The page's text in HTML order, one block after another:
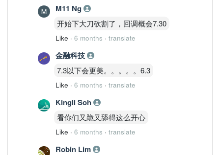
M11 Ng
开始下大刀砍割了，回调概会7.30
Like · 6 months · translate
金融科技
7.3以下会更美。。。。。6.3
Like · 6 months · translate
Kingli Soh
看你们又跪又舔得这么开心
Like · 6 months · translate
Robin Lim